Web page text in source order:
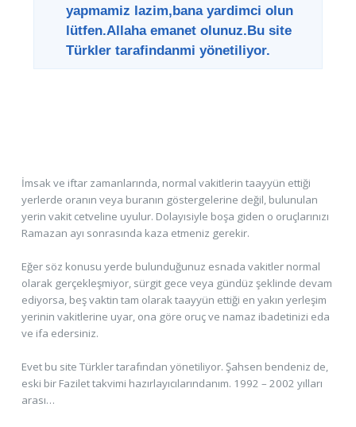
yapmamiz lazim,bana yardimci olun
lütfen.Allaha emanet olunuz.Bu site
Türkler tarafindanmi yönetiliyor.
İmsak ve iftar zamanlarında, normal vakitlerin taayyün ettiği
yerlerde oranın veya buranın göstergelerine değil, bulunulan
yerin vakit cetveline uyulur. Dolayısiyle boşa giden o oruçlarınızı
Ramazan ayı sonrasında kaza etmeniz gerekir.
Eğer söz konusu yerde bulunduğunuz esnada vakitler normal
olarak gerçekleşmiyor, sürgit gece veya gündüz şeklinde devam
ediyorsa, beş vaktin tam olarak taayyün ettiği en yakın yerleşim
yerinin vakitlerine uyar, ona göre oruç ve namaz ibadetinizi eda
ve ifa edersiniz.
Evet bu site Türkler tarafından yönetiliyor. Şahsen bendeniz de,
eski bir Fazilet takvimi hazırlayıcılarındanım. 1992 – 2002 yılları
arası…